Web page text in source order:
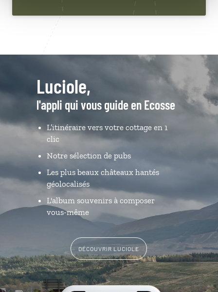
Luciole,
l'appli qui vous guide en Ecosse
L’itinéraire vers votre cottage en 1
clic
Notre sélection de pubs
Les plus beaux châteaux hantés
géolocalisés
L'album souvenirs à composer
vous-même
DÉCOUVRIR LUCIOLE